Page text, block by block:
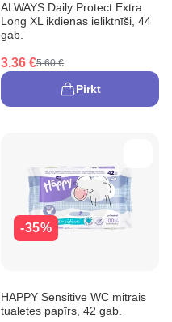
ALWAYS Daily Protect Extra
Long XL ikdienas ieliktnīši, 44
gab.
3.36 €5.60 €
Pirkt
-35%
HAPPY Sensitive WC mitrais
tualetes papīrs, 42 gab.